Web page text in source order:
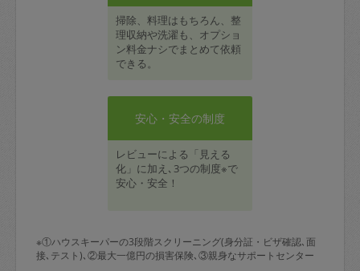
掃除、料理はもちろん、整
理収納や洗濯も、オプショ
ン料金ナシでまとめて依頼
できる。
安心・安全の制度
レビューによる「見える
化」に加え､3つの制度※で
安心・安全！
※①ハウスキーパーの3段階スクリーニング(身分証・ビザ確認､面
接､テスト)､②最大一億円の損害保険､③親身なサポートセンター